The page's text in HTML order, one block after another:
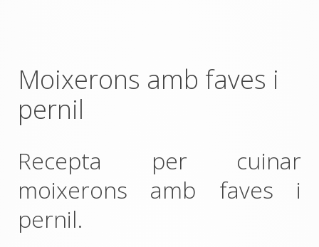
Moixerons amb faves i
pernil
Recepta per cuinar
moixerons amb faves i
pernil.